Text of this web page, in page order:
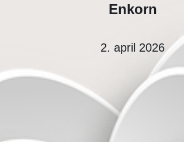
Enkorn
2. april 2026